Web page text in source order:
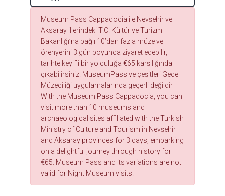
Museum Pass Cappadocia ile Nevşehir ve
Aksaray illerindeki T.C. Kültür ve Turizm
Bakanlığı’na bağlı 10’dan fazla müze ve
örenyerini 3 gün boyunca ziyaret edebilir,
tarihte keyifli bir yolculuğa €65 karşılığında
çıkabilirsiniz. MuseumPass ve çeşitleri Gece
Müzeciliği uygulamalarında geçerli değildir
With the Museum Pass Cappadocia, you can
visit more than 10 museums and
archaeological sites affiliated with the Turkish
Ministry of Culture and Tourism in Nevşehir
and Aksaray provinces for 3 days, embarking
on a delightful journey through history for
€65. Museum Pass and its variations are not
valid for Night Museum visits.